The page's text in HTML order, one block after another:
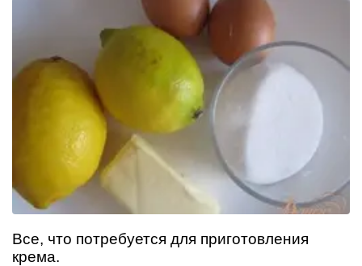
Все, что потребуется для приготовления
крема.